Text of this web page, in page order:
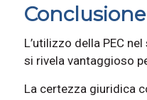
Conclusione
L’utilizzo della PEC
si rivela vantaggioso
La certezza giuridica